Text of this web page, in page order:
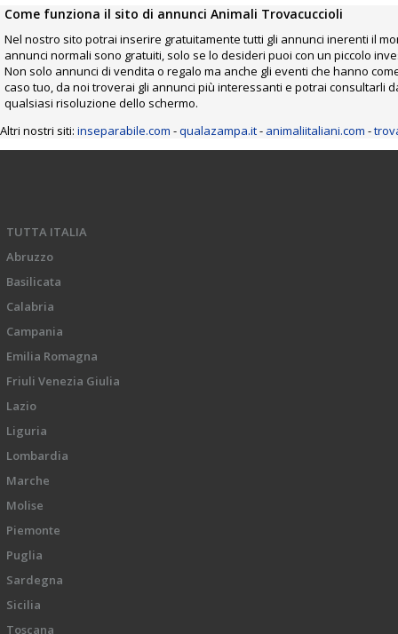
Come funziona il sito di annunci Animali Trovacuccioli
Nel nostro sito potrai inserire gratuitamente tutti gli annunci inerenti il
annunci normali sono gratuiti, solo se lo desideri puoi con un piccolo
Non solo annunci di vendita o regalo ma anche gli eventi che hanno
caso tuo, da noi troverai gli annunci più interessanti e potrai
qualsiasi risoluzione dello schermo.
Altri nostri siti: inseparabile.com -qualazampa.it- animaliitaliani.com -
TUTTA ITALIA
Abruzzo
Basilicata
Calabria
Campania
Emilia Romagna
Friuli Venezia Giulia
Lazio
Liguria
Lombardia
Marche
Molise
Piemonte
Puglia
Sardegna
Sicilia
Toscana